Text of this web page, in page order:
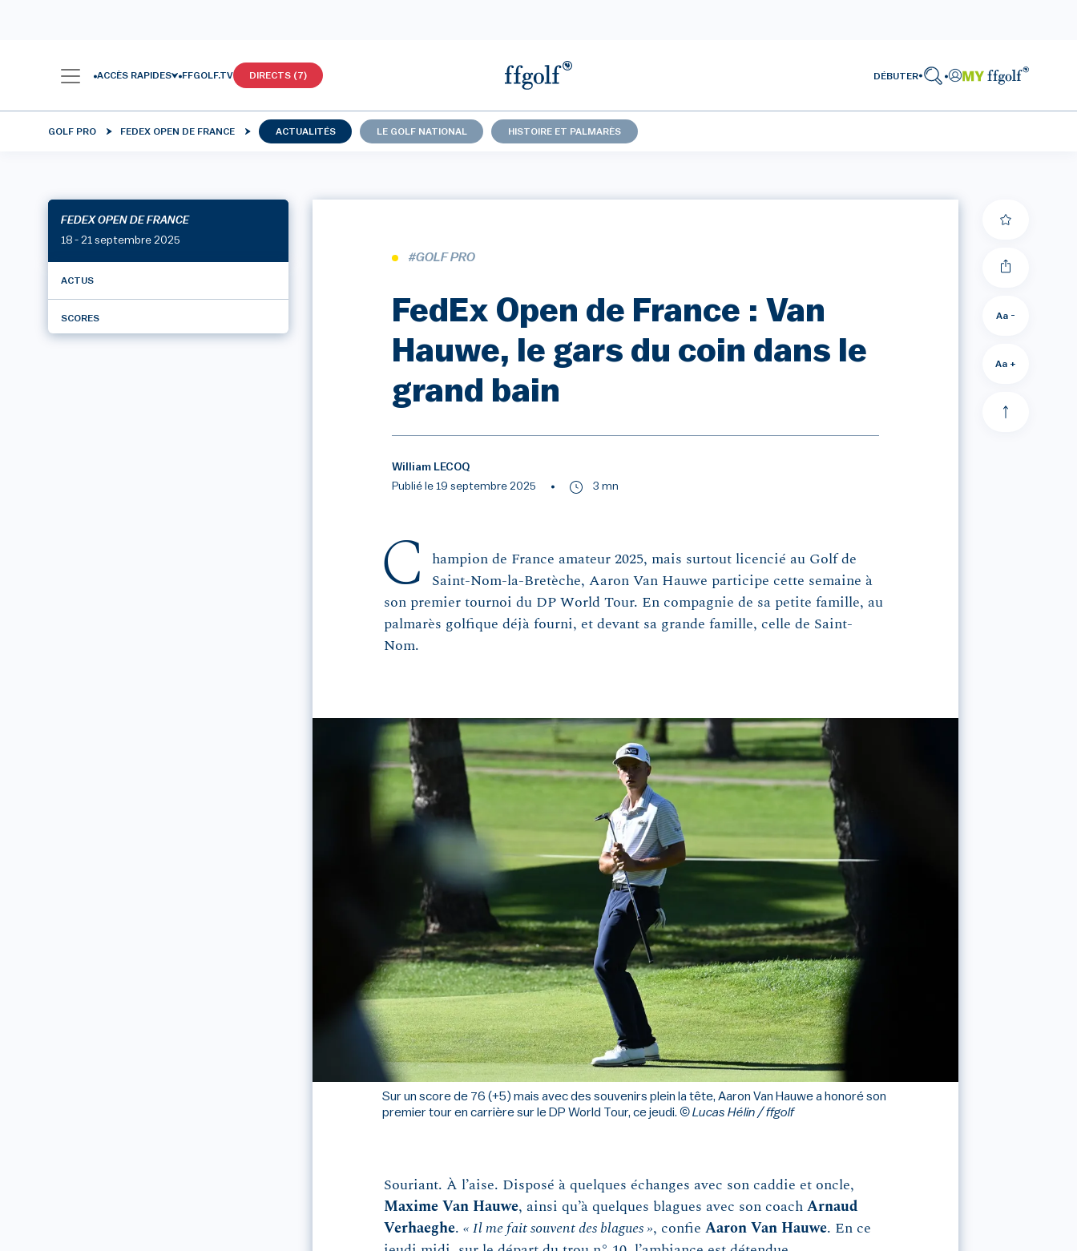
ACCÈS RAPIDES FFGOLF.TV DIRECTS (7) DÉBUTER
GOLF PRO FEDEX OPEN DE FRANCE ACTUALITÉS LE GOLF NATIONAL HISTOIRE ET PALMARÈS
FEDEX OPEN DE FRANCE
18 - 21 septembre 2025
ACTUS
SCORES
#GOLF PRO
FedEx Open de France : Van
Hauwe, le gars du coin dans le
grand bain
William LECOQ
Publié le 19 septembre 2025
3 mn
C
hampion de France amateur 2025, mais surtout licencié au Golf de
Saint-Nom-la-Bretèche, Aaron Van Hauwe participe cette semaine à
son premier tournoi du DP World Tour. En compagnie de sa petite famille, au
palmarès golfique déjà fourni, et devant sa grande famille, celle de Saint-
Nom.
Sur un score de 76 (+5) mais avec des souvenirs plein la tête, Aaron Van Hauwe a honoré son
premier tour en carrière sur le DP World Tour, ce jeudi. © Lucas Hélin / ffgolf
Souriant. À l’aise. Disposé à quelques échanges avec son caddie et oncle,
Maxime Van Hauwe, ainsi qu’à quelques blagues avec son coach Arnaud
Verhaeghe. « Il me fait souvent des blagues », confie Aaron Van Hauwe. En ce
Aa -
Aa +